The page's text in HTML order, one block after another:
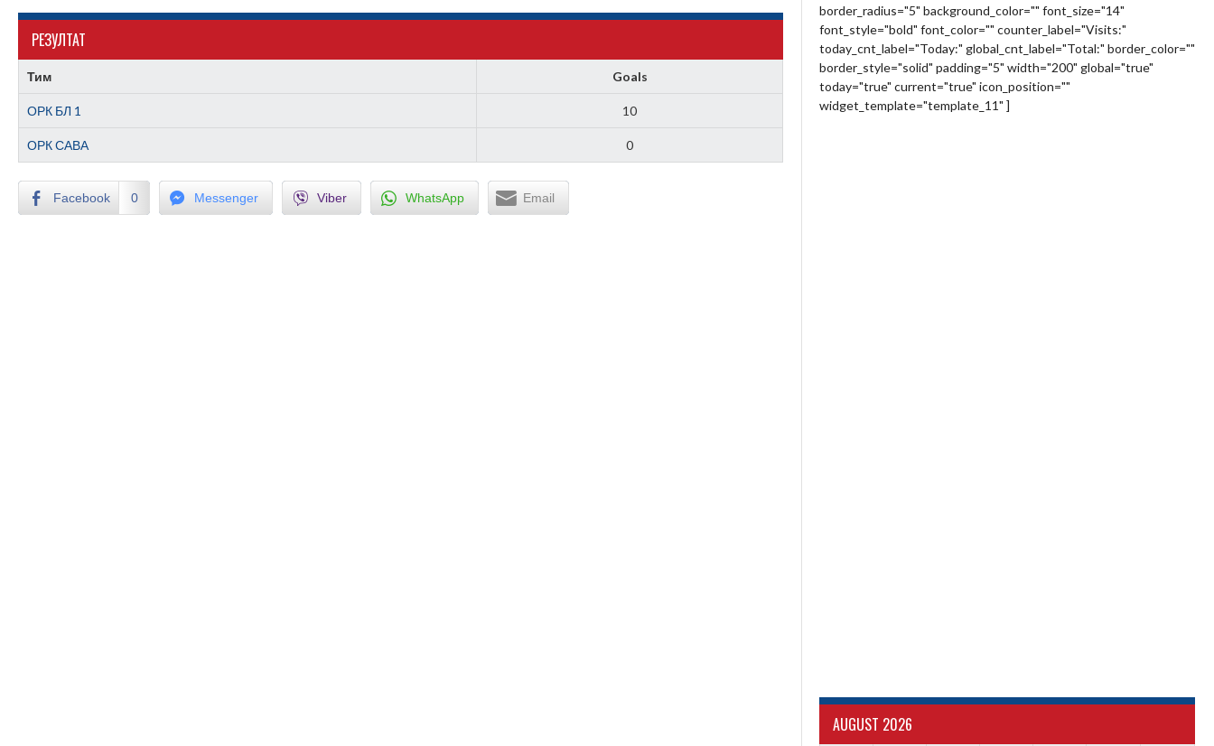
РЕЗУЛТАТ
Тим Goals
ОРК БЛ 1 10
ОРК САВА 0
Facebook 0 Messenger Viber WhatsApp Email
border_radius="5" background_color="" font_size="14"
font_style="bold" font_color="" counter_label="Visits:"
today_cnt_label="Today:" global_cnt_label="Total:" border_color=""
border_style="solid" padding="5" width="200" global="true"
today="true" current="true" icon_position=""
widget_template="template_11" ]
AUGUST 2026